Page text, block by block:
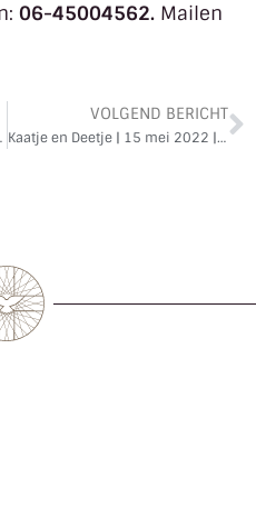
06-45004562. Mailen
geboren
VOLGEND BERICHT
Kaatje en Deetje | 15 mei 2022 | Isaak en Rebekka